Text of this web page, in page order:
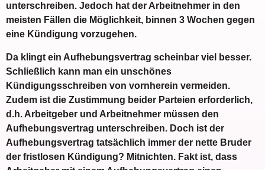
unterschreiben. Jedoch hat der Arbeitnehmer in den
meisten Fällen die Möglichkeit, binnen 3 Wochen gegen
eine Kündigung vorzugehen.
Da klingt ein Aufhebungsvertrag scheinbar viel besser.
Schließlich kann man ein unschönes
Kündigungsschreiben von vornherein vermeiden.
Zudem ist die Zustimmung beider Parteien erforderlich,
d.h. Arbeitgeber und Arbeitnehmer müssen den
Aufhebungsvertrag unterschreiben. Doch ist der
Aufhebungsvertrag tatsächlich immer der nette Bruder
der fristlosen Kündigung? Mitnichten. Fakt ist, dass